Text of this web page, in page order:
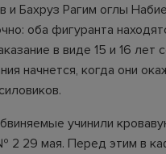
и Бахруз Рагим оглы
оба фигуранта
в виде 15 и 16 лет
начнется, когда они
учинили
2 29 мая. Перед этим в